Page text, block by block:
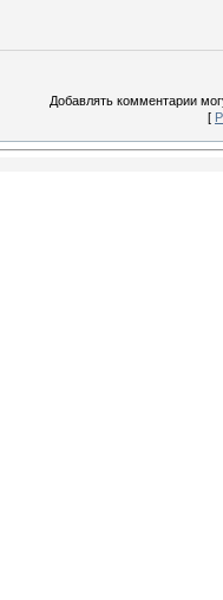
Добавлять комментарии
[